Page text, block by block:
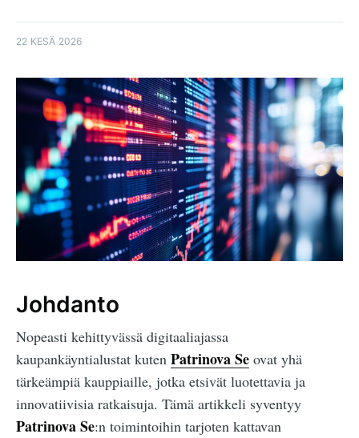
22 KESÄ 2026
Johdanto
Nopeasti kehittyvässä digitaaliajassa
kaupankäyntialustat kuten Patrinova Se ovat yhä
tärkeämpiä kauppiaille, jotka etsivät luotettavia ja
innovatiivisia ratkaisuja. Tämä artikkeli syventyy
Patrinova Se:n toimintoihin tarjoten kattavan